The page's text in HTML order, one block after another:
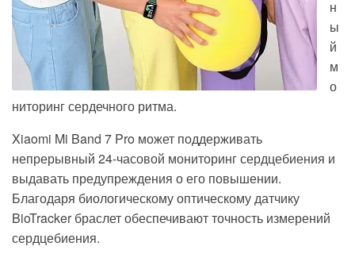
н
ы
й
м
о
ниторинг сердечного ритма.
Xiaomi Mi Band 7 Pro может поддерживать
непрерывный 24-часовой мониторинг сердцебиения и
выдавать предупреждения о его повышении.
Благодаря биологическому оптическому датчику
BioTracker браслетобеспечивают точность измерений
сердцебиения.